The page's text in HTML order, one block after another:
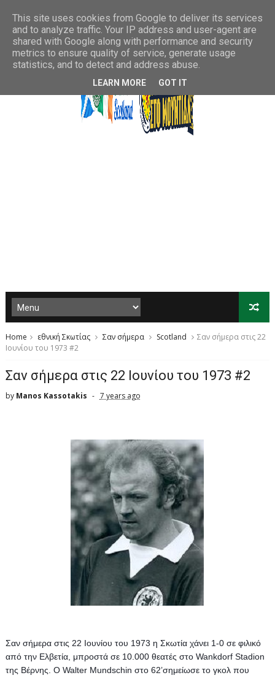
Home εθνική Σκωτίας Σαν σήμερα Scotland
Σαν σήμερα στις 22
Ιουνίου του 1973 #2
Σαν σήμερα στις 22 Ιουνίου του 1973 #2
by Manos Kassotakis 7 years ago
Σαν σήμερα στις 22 Ιουνίου του 1973 η Σκωτία χάνει 1-0 σε φιλικό
από την Ελβετία, μπροστά σε 10.000 θεατές στο Wankdorf Stadion
της Βέρνης. Ο Walter Mundschin στο 62’σημείωσε το γκολ που
This site uses cookies from Google to deliver its services
and to analyze traffic. Your IP address and user-agent are
shared with Google along with performance and security
metrics to ensure quality of service, generate usage
statistics, and to detect and address abuse.
LEARN MORE GOT IT